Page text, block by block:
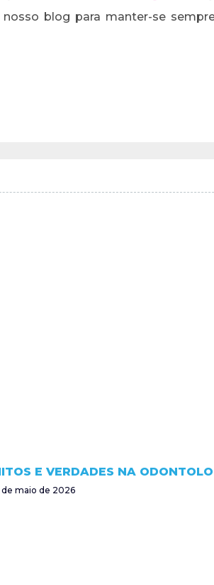
blog para manter-se
E VERDADES NA
de maio de 2026